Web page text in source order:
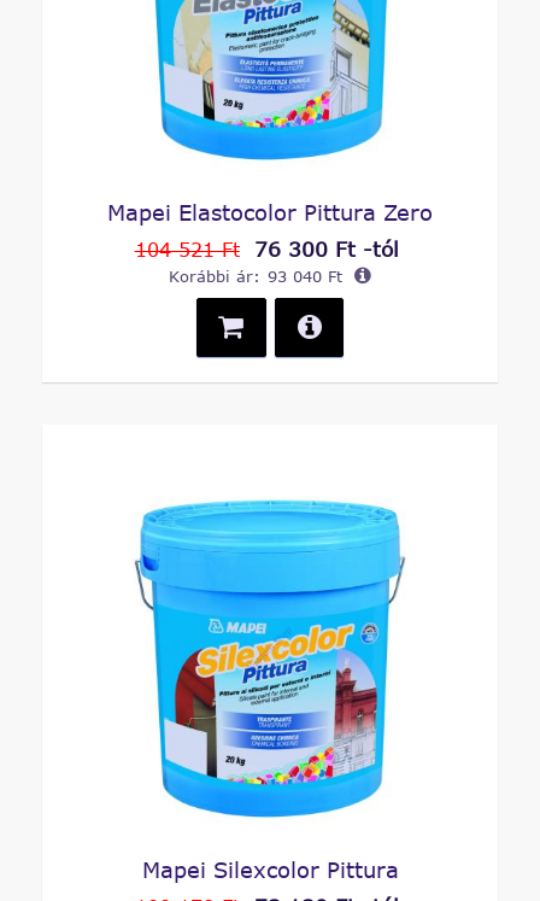
Mapei Elastocolor Pittura Zero
104 521 Ft 76 300 Ft -tól
Korábbi ár: 93 040 Ft
Mapei Silexcolor Pittura